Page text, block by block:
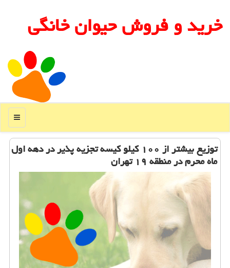
خرید و فروش حیوان خانگی
منو
توزیع بیشتر از ۱۰۰ كیلو كیسه تجزیه پذیر در دهه اول
ماه محرم در منطقه ۱۹ تهران